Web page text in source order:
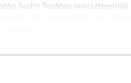
Justin Trudeau miniszterelnök
kézfogás, mosoly.